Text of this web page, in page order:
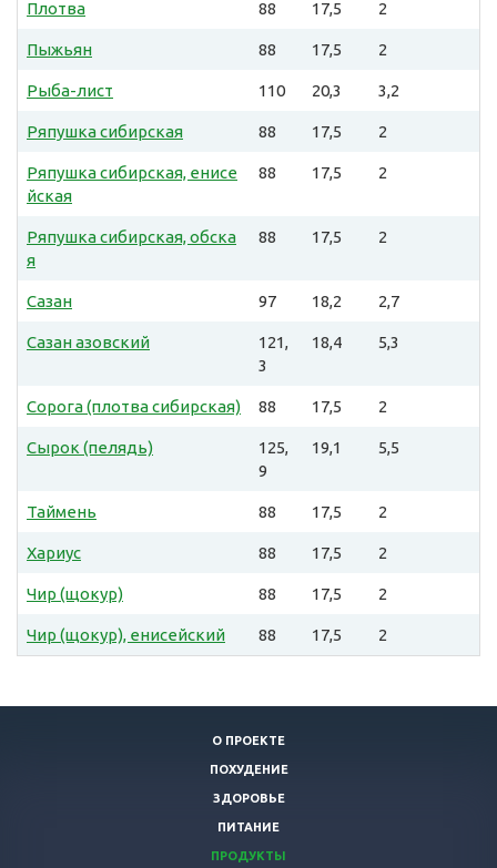
Плотва 88 17,5 2
Пыжьян 88 17,5 2
Рыба-лист 110 20,3 3,2
Ряпушка сибирская 88 17,5 2
Ряпушка сибирская, енисе
йская
88 17,5 2
Ряпушка сибирская, обска
я
88 17,5 2
Сазан 97 18,2 2,7
Сазан азовский
121,
3
18,4 5,3
Сорога (плотва сибирская) 88 17,5 2
Сырок (пелядь)
125,
9
19,1 5,5
Таймень 88 17,5 2
Хариус 88 17,5 2
Чир (щокур) 88 17,5 2
Чир (щокур), енисейский 88 17,5 2
О ПРОЕКТЕ
ПОХУДЕНИЕ
ЗДОРОВЬЕ
ПИТАНИЕ
ПРОДУКТЫ